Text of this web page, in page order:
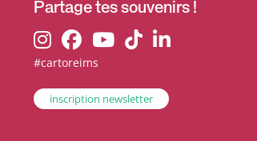
Partage tes souvenirs !
#cartoreims
inscription newsletter